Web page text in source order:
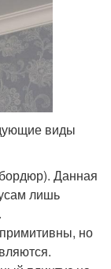
виды
Данная
лишь
но